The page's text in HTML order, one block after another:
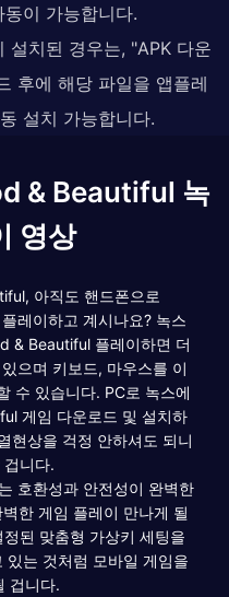
이 가능합니다.
설치된 경우는, "APK 다운
후에 해당 파일을 앱플레
설치 가능합니다.
& Beautiful 녹
영상
아직도 핸드폰으로
레이하고 계시나요? 녹스
& Beautiful 플레이하면 더
으며 키보드, 마우스를 이
수 있습니다. PC로 녹스에
게임 다운로드 및 설치하
현상을 걱정 안하셔도 되니
겁니다.
호환성과 안전성이 완벽한
한 게임 플레이 만나게 될
된 맞춤형 가상키 세팅을
있는 것처럼 모바일 게임을
겁니다.